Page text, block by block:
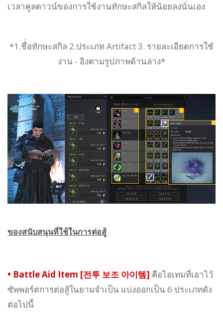
เวลาคูลดาวน์ของการใช้งานทักษะสกิลให้น้อยลงนั่นเอง
*1.ชื่่อทักษะสกิล 2.ประเภท Artifact 3. รายละเอียดการใช้
งาน - อิงตามรูปภาพด้านล่าง*
ของสนับสนุนที่ใช้ในการต่อสู้
• Battle Aid Item [전투 보조 아이템] คือไอเทมที่เอาไว้
ซัพพอร์ตการต่อสู้ในยามจำเป็น แบ่งออกเป็น 6 ประเภทดัง
ต่อไปนี้